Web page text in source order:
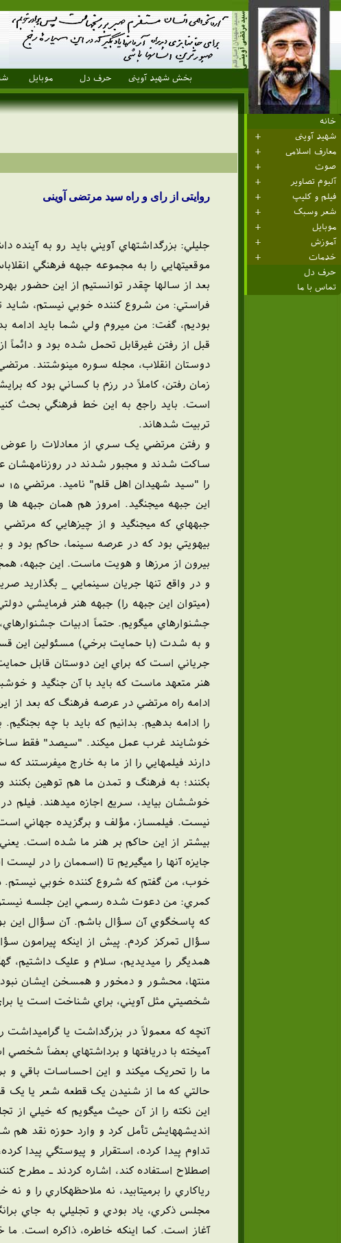
بخش شهید آوینی حرف دل موبایل
خانه
شهید آوینی
معارف اسلامی
صوت
آلبوم تصاویر
فیلم و کلیپ
شعر وسبک
موبایل
آموزش
خدمات
حرف دل
تماس با ما
روایتی از رای و راه سید مرتضی آوینی
جليلي: بزرگداشتهاي آويني بايد رو به
موقعيتهايي را به مجموعه جبهه فرهنگي
بعد از سالها چقدر توانستيم از اين حضور
فراستي: من شروع کننده خوبي نيستم،
بوديم، گفت: من ميروم ولي شما بايد
قبل از رفتن غيرقابل تحمل شده بود و
دوستان انقلاب، مجله سوره مينوشتند. مرتضي
زمان رفتن، کاملاً در رزم با کساني بود که
است. بايد راجع به اين خط فرهنگي بحث
تربيت شدهاند.
و رفتن مرتضي يک سري از معادلات را عوض
ساکت شدند و مجبور شدند در روزنامهشان
اين جبهه ميجنگيد. امروز هم همان جبهه
جبههاي که ميجنگيد و از چيزهايي که مرتضي
بيهويتي بود که در عرصه سينما، حاکم
بيرون از مرزها و هويت ماست. اين جبهه،
و در واقع تنها جريان سينمايي _ بگذاريد
(ميتوان اين جبهه را) جبهه هنر فرمايشي
جشنوارهاي ميگويم. حتماً ادبيات
و به شدت (با حمايت برخي) مسئولين اين
جرياني است که براي اين دوستان قابل
هنر متعهد ماست که بايد با آن جنگيد و
ادامه راه مرتضي در عرصه فرهنگ که بعد از
را ادامه بدهيم. بدانيم که بايد با چه
خوشايند غرب عمل ميکند. "سيصد" فقط
دارند فيلمهايي را از ما به خارج ميفرستند
بکنند؛ به فرهنگ و تمدن ما هم توهين
خوششان بيايد، سريع اجازه ميدهند. فيلم
نيست. فيلمساز، مؤلف و برگزيده جهاني است
بيشتر از اين حاکم بر هنر ما شده است.
جايزه آنها را ميگيريم تا (اسممان را در
خوب، من گفتم که شروع کننده خوبي
كمري: من دعوت شده رسمي اين جلسه نيستم.
که پاسخگوي آن سؤال باشم. آن سؤال اين
سؤال تمرکز کردم. پيش از اينکه پيرامون
همديگر را ميديديم، سلام و عليک داشتيم،
منتها، محشور و دمخور و همسخن ايشان
شخصيتي مثل آويني، براي شناخت است يا
آنچه که معمولاً در بزرگداشت يا
آميخته با دريافتها و برداشتهاي بعضاً
ما را تحريک ميکند و اين احساسات باقي و
حالتي که ما از شنيدن يک قطعه شعر يا يک
اين نکته را از آن حيث ميگويم که خيلي از
انديشههايش تأمل کرد و وارد حوزه نقد
تداوم پيدا کرده، استقرار و پيوستگي پيدا
اصطلاح استفاده کند، اشاره کردند ـ مطرح
رياکاري را برميتابيد، نه ملاحظهکاري را
مجلس ذکري، ياد بودي و تجليلي به جاي
آغاز است. کما اينکه خاطره، ذاکره است. ما